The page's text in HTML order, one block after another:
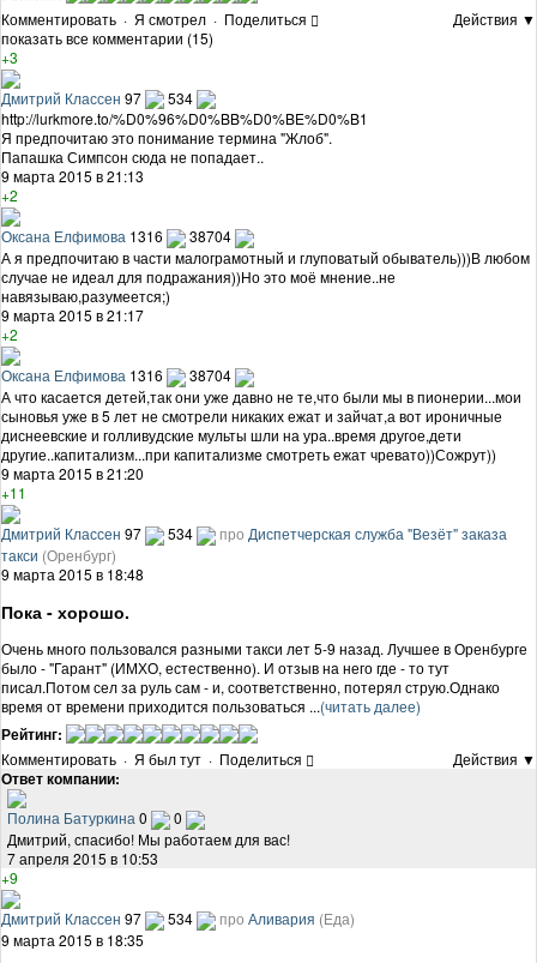
Комментировать · Я смотрел · Поделиться
Действия ▼
показать все комментарии (15)
+3
Дмитрий Классен 97
534
http://lurkmore.to/%D0%96%D0%BB%D0%BE%D0%B1
Я предпочитаю это понимание термина "Жлоб".
Папашка Симпсон сюда не попадает..
9 марта 2015 в 21:13
+2
Оксана Елфимова 1316
38704
А я предпочитаю в части малограмотный и глуповатый обыватель)))В любом
случае не идеал для подражания))Но это моё мнение..не
навязываю,разумеется;)
9 марта 2015 в 21:17
+2
Оксана Елфимова 1316
38704
А что касается детей,так они уже давно не те,что были мы в пионерии...мои
сыновья уже в 5 лет не смотрели никаких ежат и зайчат,а вот ироничные
диснеевские и голливудские мульты шли на ура..время другое,дети
другие..капитализм...при капитализме смотреть ежат чревато))Сожрут))
9 марта 2015 в 21:20
+11
Дмитрий Классен 97 534 про Диспетчерская служба "Везёт" заказа
такси (Оренбург)
9 марта 2015 в 18:48
Пока - хорошо.
Очень много пользовался разными такси лет 5-9 назад. Лучшее в Оренбурге
было - "Гарант" (ИМХО, естественно). И отзыв на него где - то тут
писал.Потом сел за руль сам - и, соответственно, потерял струю.Однако
время от времени приходится пользоваться ...(читать далее)
Рейтинг:
Комментировать · Я был тут · Поделиться Действия ▼
Ответ компании:
Полина Батуркина 0
0
Дмитрий, спасибо! Мы работаем для вас!
7 апреля 2015 в 10:53
+9
Дмитрий Классен 97 534 про Аливария (Еда)
9 марта 2015 в 18:35